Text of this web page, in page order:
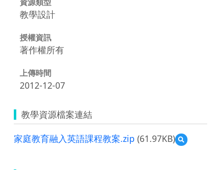
教學設計
授權資訊
著作權所有
上傳時間
2012-12-07
教學資源檔案連結
家庭教育融入英語課程教案.zip (61.97KB)
預
覽